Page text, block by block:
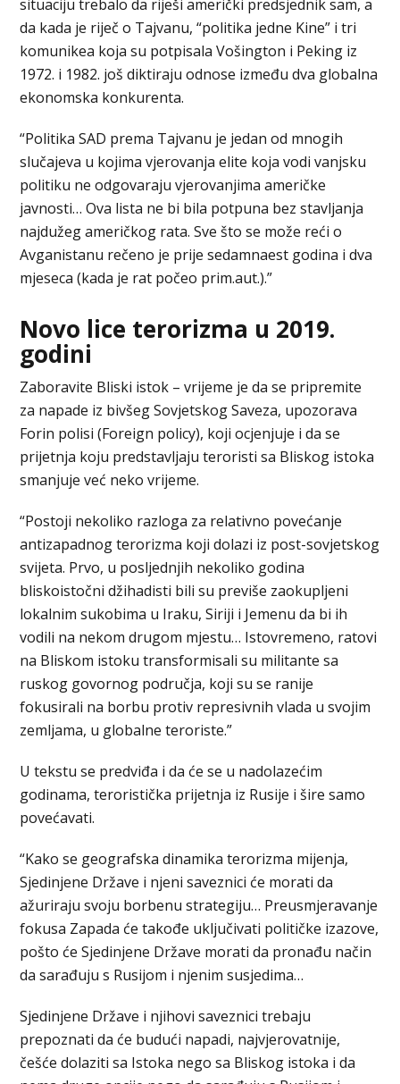
situaciju trebalo da riješi američki predsjednik sam, a
da kada je riječ o Tajvanu, “politika jedne Kine” i tri
komunikea koja su potpisala Vošington i Peking iz
1972. i 1982. još diktiraju odnose između dva globalna
ekonomska konkurenta.
“Politika SAD prema Tajvanu je jedan od mnogih
slučajeva u kojima vjerovanja elite koja vodi vanjsku
politiku ne odgovaraju vjerovanjima američke
javnosti… Ova lista ne bi bila potpuna bez stavljanja
najdužeg američkog rata. Sve što se može reći o
Avganistanu rečeno je prije sedamnaest godina i dva
mjeseca (kada je rat počeo prim.aut.).”
Novo lice terorizma u 2019.
godini
Zaboravite Bliski istok – vrijeme je da se pripremite
za napade iz bivšeg Sovjetskog Saveza, upozorava
Forin polisi (Foreign policy), koji ocjenjuje i da se
prijetnja koju predstavljaju teroristi sa Bliskog istoka
smanjuje već neko vrijeme.
“Postoji nekoliko razloga za relativno povećanje
antizapadnog terorizma koji dolazi iz post-sovjetskog
svijeta. Prvo, u posljednjih nekoliko godina
bliskoistočni džihadisti bili su previše zaokupljeni
lokalnim sukobima u Iraku, Siriji i Jemenu da bi ih
vodili na nekom drugom mjestu… Istovremeno, ratovi
na Bliskom istoku transformisali su militante sa
ruskog govornog područja, koji su se ranije
fokusirali na borbu protiv represivnih vlada u svojim
zemljama, u globalne teroriste.”
U tekstu se predviđa i da će se u nadolazećim
godinama, teroristička prijetnja iz Rusije i šire samo
povećavati.
“Kako se geografska dinamika terorizma mijenja,
Sjedinjene Države i njeni saveznici će morati da
ažuriraju svoju borbenu strategiju… Preusmjeravanje
fokusa Zapada će takođe uključivati političke izazove,
pošto će Sjedinjene Države morati da pronađu način
da sarađuju s Rusijom i njenim susjedima…
Sjedinjene Države i njihovi saveznici trebaju
prepoznati da će budući napadi, najvjerovatnije,
češće dolaziti sa Istoka nego sa Bliskog istoka i da